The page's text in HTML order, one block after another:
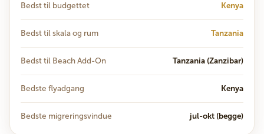
Bedst til budgettet Kenya
Bedst til skala og rum Tanzania
Bedst til Beach Add-On Tanzania (Zanzibar)
Bedste flyadgang Kenya
Bedste migreringsvindue jul-okt (begge)